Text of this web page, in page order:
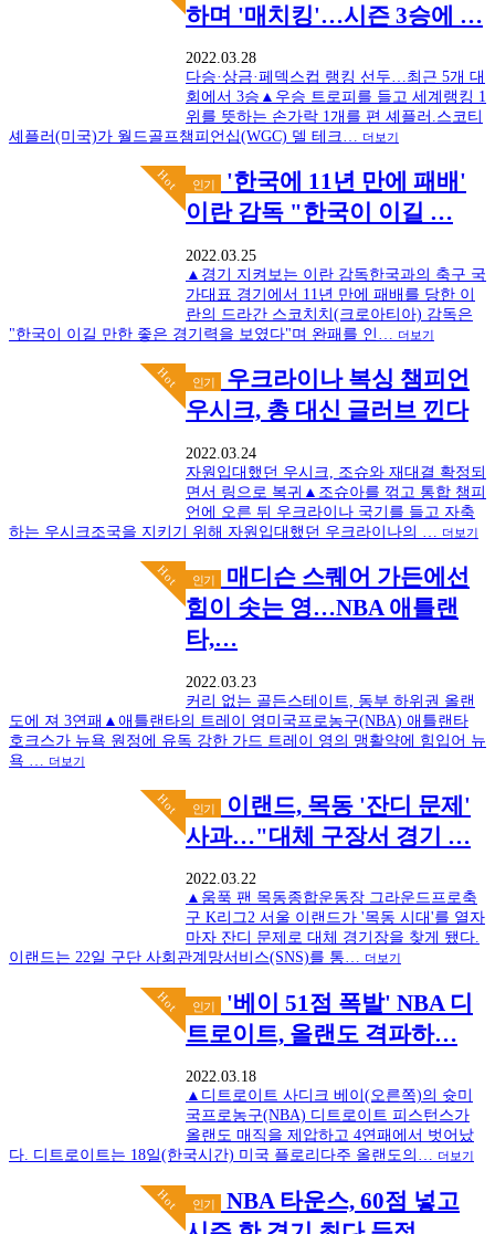
하며 '매치킹'…시즌 3승에 …
2022.03.28
다승·상금·페덱스컵 랭킹 선두…최근 5개 대
회에서 3승▲우승 트로피를 들고 세계랭킹 1
위를 뜻하는 손가락 1개를 편 셰플러.스코티
셰플러(미국)가 월드골프챔피언십(WGC) 델 테크… 더보기
Hot 인기
'한국에 11년 만에 패배'
이란 감독 "한국이 이길 …
2022.03.25
▲경기 지켜보는 이란 감독한국과의 축구 국
가대표 경기에서 11년 만에 패배를 당한 이
란의 드라간 스코치치(크로아티아) 감독은
"한국이 이길 만한 좋은 경기력을 보였다"며 완패를 인…
더보기
Hot 인기
우크라이나 복싱 챔피언
우시크, 총 대신 글러브 낀다
2022.03.24
자원입대했던 우시크, 조슈와 재대결 확정되
면서 링으로 복귀▲조슈아를 꺾고 통합 챔피
언에 오른 뒤 우크라이나 국기를 들고 자축
하는 우시크조국을 지키기 위해 자원입대했던 우크라이나의 …
더보기
Hot 인기
매디슨 스퀘어 가든에선
힘이 솟는 영…NBA 애틀랜
타,…
2022.03.23
커리 없는 골든스테이트, 동부 하위권 올랜
도에 져 3연패▲애틀랜타의 트레이 영미국프로농구(NBA) 애틀랜타
호크스가 뉴욕 원정에 유독 강한 가드 트레이 영의 맹활약에 힘입어 뉴
욕 …
더보기
Hot 인기
이랜드, 목동 '잔디 문제'
사과…"대체 구장서 경기 …
2022.03.22
▲움푹 팬 목동종합운동장 그라운드프로축
구 K리그2 서울 이랜드가 '목동 시대'를 열자
마자 잔디 문제로 대체 경기장을 찾게 됐다.
이랜드는 22일 구단 사회관계망서비스(SNS)를 통… 더보기
Hot 인기
'베이 51점 폭발' NBA 디
트로이트, 올랜도 격파하…
2022.03.18
▲디트로이트 사디크 베이(오른쪽)의 슛미
국프로농구(NBA) 디트로이트 피스턴스가
올랜도 매직을 제압하고 4연패에서 벗어났
다. 디트로이트는 18일(한국시간) 미국 플로리다주 올랜도의… 더보기
Hot 인기
NBA 타운스, 60점 넣고